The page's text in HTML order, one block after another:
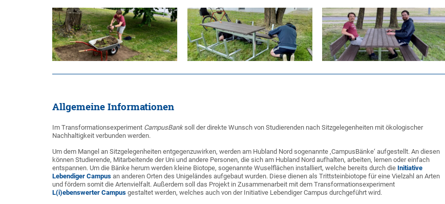
Allgemeine Informationen
Im Transformationsexperiment CampusBanksoll der direkte Wunsch von Studierenden nach Sitzgelegenheiten mit ökologischer
Nachhaltigkeit verbunden werden.
Um dem Mangel an Sitzgelegenheiten entgegenzuwirken, werden am Hubland Nord sogenannte ‚CampusBänke‘ aufgestellt. An diesen
können Studierende, Mitarbeitende der Uni und andere Personen, die sich am Hubland Nord aufhalten, arbeiten, lernen oder einfach
entspannen. Um die Bänke herum werden kleine Biotope, sogenannte Wuselflächen installiert, welche bereits durch die Initiative
Lebendiger Campus an anderen Orten des Unigeländes aufgebaut wurden. Diese dienen als Trittsteinbiotope für eine Vielzahl an Arten
und fördern somit die Artenvielfalt. Außerdem soll das Projekt in Zusammenarbeit mit dem Transformationsexperiment
L(i)ebenswerter Campus gestaltet werden, welches auch von der Initiative Lebendiger Campus durchgeführt wird.